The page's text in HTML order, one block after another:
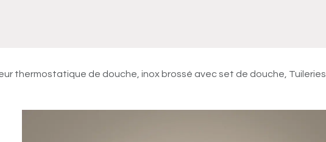
thermostatique de douche, inox brossé avec set de douche, Tuileries